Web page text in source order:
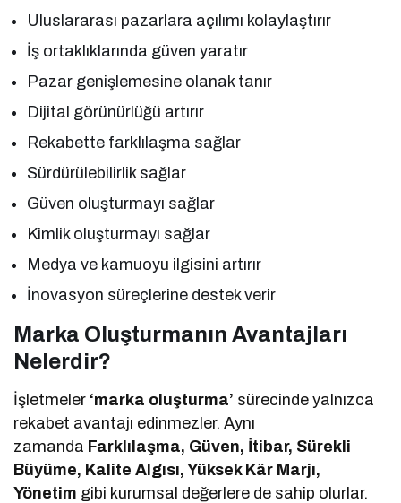
Uluslararası pazarlara açılımı kolaylaştırır
İş ortaklıklarında güven yaratır
Pazar genişlemesine olanak tanır
Dijital görünürlüğü artırır
Rekabette farklılaşma sağlar
Sürdürülebilirlik sağlar
Güven oluşturmayı sağlar
Kimlik oluşturmayı sağlar
Medya ve kamuoyu ilgisini artırır
İnovasyon süreçlerine destek verir
Marka Oluşturmanın Avantajları
Nelerdir?
İşletmeler ‘marka oluşturma’ sürecinde yalnızca
rekabet avantajı edinmezler. Aynı
zamanda Farklılaşma, Güven, İtibar, Sürekli
Büyüme, Kalite Algısı, Yüksek Kâr Marjı,
Yönetim gibi kurumsal değerlere de sahip olurlar.